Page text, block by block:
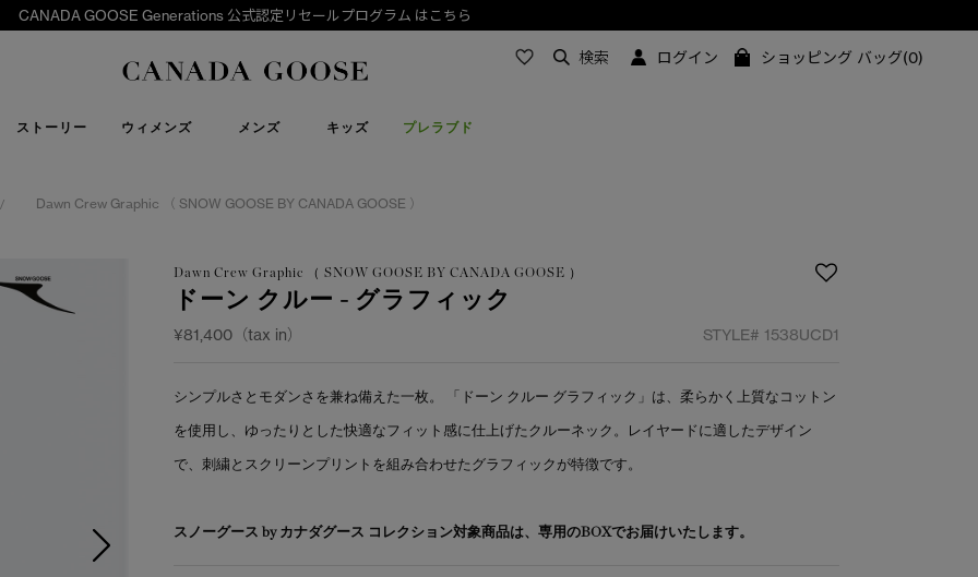
CANADA GOOSE Generations 公式認定リセールプログラム はこちら
Canada Goose
ストーリー ウィメンズ メンズ キッズ プレラブド
下取り申請 検索 ログイン ショッピング バッグ(0)
/ Dawn Crew Graphic （ SNOW GOOSE BY CANADA GOOSE ）
Dawn Crew Graphic （ SNOW GOOSE BY CANADA GOOSE ）
ドーン クルー - グラフィック
¥81,400（tax in） STYLE# 1538UCD1
シンプルさとモダンさを兼ね備えた一枚。 「ドーン クルー グラフィック」は、柔らかく上質なコットン
を使用し、ゆったりとした快適なフィット感に仕上げたクルーネック。レイヤードに適したデザイン
で、刺繍とスクリーンプリントを組み合わせたグラフィックが特徴です。
スノーグース by カナダグース コレクション対象商品は、専用のBOXでお届けいたします。